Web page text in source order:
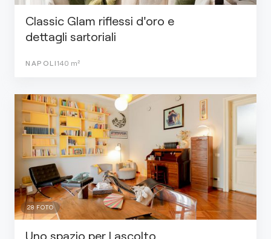
Classic Glam riflessi d'oro e
dettagli sartoriali
NAPOLI140 m²
28 FOTO
Uno spazio per l ascolto